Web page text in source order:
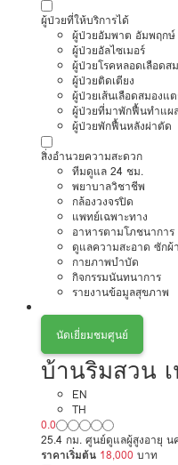
ผู้ป่วยที่ให้บริการได้
ผู้ป่วยอัมพาต อัมพฤกษ์
ผู้ป่วยอัลไซเมอร์
ผู้ป่วยโรคหลอดเลือดส
ผู้ป่วยติดเตียง
ผู้ป่วยเส้นเลือดสมองแ
ผู้ป่วยที่มาพักฟื้นทำแผ
ผู้ป่วยพักฟื้นหลังผ่าตัด
สิ่งอำนวยความสะดวก
ทีมดูแล 24 ชม.
พยาบาลวิชาชีพ
กล้องวงจรปิด
แพทย์เฉพาะทาง
อาหารตามโภชนาการ
ดูแลความสะอาด ซักผ้า
กายภาพบำบัด
กิจกรรมนันทนาการ
รายงานข้อมูลสุขภาพ
นัดเยี่ยมชมศูนย์
บ้านริมสวน
EN
TH
0.0
25.4 กม. ศูนย์ดูแลผู้สูงอายุ น
ราคาเริ่มต้น 18,000 บาท